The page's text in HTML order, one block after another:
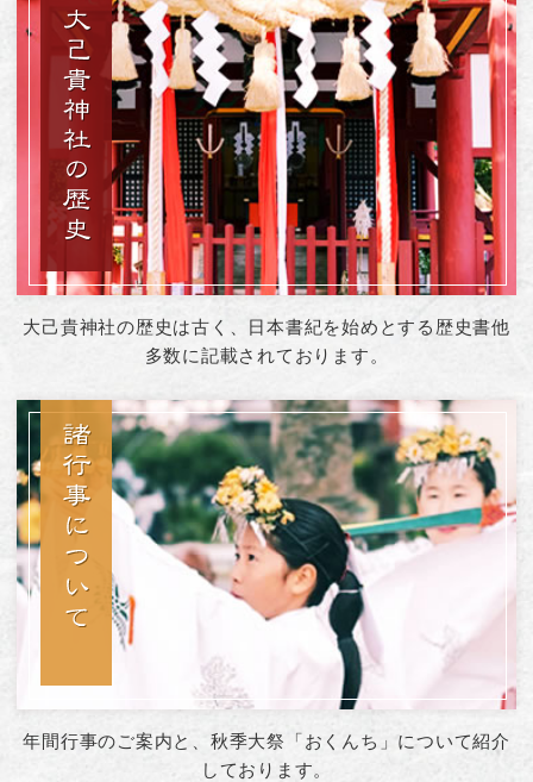
大己貴神社の歴史は古く、日本書紀を始めとする 歴史書他
多数に記載されております。
年間行事のご案内と、秋季大祭「おくんち」 について紹介
しております。